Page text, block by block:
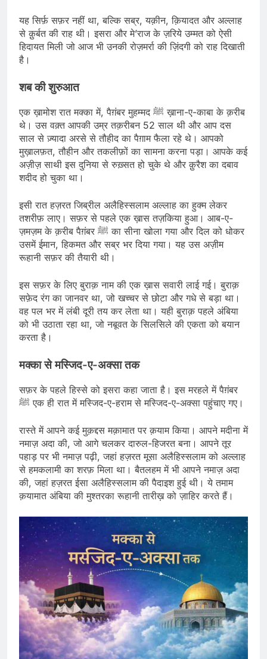
यह सिर्फ़ सफ़र नहीं था, बल्कि सब्र, यक़ीन, क़ियादत और अल्लाह
से क़ुर्बत की राह थी। इसरा और मे’राज के ज़रिये उम्मत को ऐसी
हिदायत मिली जो आज भी उनकी रोज़मर्रा की ज़िंदगी को राह दिखाती
है।
शब की शुरुआत
एक ख़ामोश रात मक्का में, पैग़ंबर मुहम्मद ﷺ ख़ाना-ए-काबा के क़रीब
थे। उस वक़्त आपकी उम्र तक़रीबन 52 साल थी और आप दस
साल से ज़्यादा अरसे से तौहीद का पैग़ाम फैला रहे थे। आपको
मुख़ालफ़त, तौहीन और तकलीफ़ों का सामना करना पड़ा। आपके कई
अज़ीज़ साथी इस दुनिया से रुख़्सत हो चुके थे और क़ुरैश का दबाव
शदीद हो चुका था।
इसी रात हज़रत जिब्रील अलैहिस्सलाम अल्लाह का हुक्म लेकर
तशरीफ़ लाए। सफ़र से पहले एक ख़ास तज़किया हुआ। आब-ए-
ज़मज़म के क़रीब पैग़ंबर ﷺ का सीना खोला गया और दिल को धोकर
उसमें ईमान, हिकमत और सब्र भर दिया गया। यह उस अज़ीम
रूहानी सफ़र की तैयारी थी।
इस सफ़र के लिए बुराक़ नाम की एक ख़ास सवारी लाई गई। बुराक़
सफ़ेद रंग का जानवर था, जो खच्चर से छोटा और गधे से बड़ा था।
वह पल भर में लंबी दूरी तय कर लेता था। यही बुराक़ पहले अंबिया
को भी उठाता रहा था, जो नबूवत के सिलसिले की एकता को बयान
करता है।
मक्का से मस्जिद-ए-अक्सा तक
सफ़र के पहले हिस्से को इसरा कहा जाता है। इस मरहले में पैग़ंबर
ﷺ एक ही रात में मस्जिद-ए-हराम से मस्जिद-ए-अक्सा पहुंचाए गए।
रास्ते में आपने कई मुक़द्दस मक़ामात पर क़याम किया। आपने मदीना में
नमाज़ अदा की, जो आगे चलकर दारुल-हिजरत बना। आपने तूर
पहाड़ पर भी नमाज़ पढ़ी, जहां हज़रत मूसा अलैहिस्सलाम को अल्लाह
से हमकलामी का शरफ़ मिला था। बैतलहम में भी आपने नमाज़ अदा
की, जहां हज़रत ईसा अलैहिस्सलाम की पैदाइश हुई थी। ये तमाम
क़यामात अंबिया की मुश्तरका रूहानी तारीख़ को ज़ाहिर करते हैं।